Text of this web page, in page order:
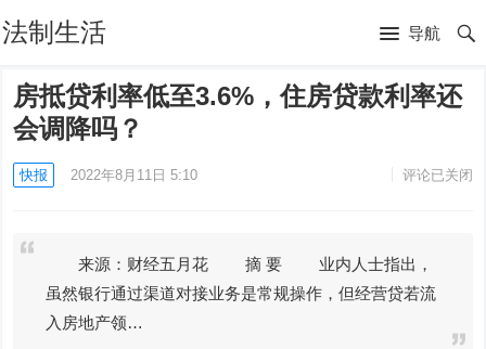
法制生活 导航
房抵贷利率低至3.6%，住房贷款利率还
会调降吗？
快报 2022年8月11日 5:10 评论已关闭
来源：财经五月花 摘 要 业内人士指出，
虽然银行通过渠道对接业务是常规操作，但经营贷若流
入房地产领…